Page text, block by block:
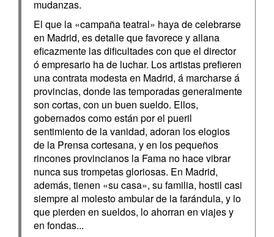
mudanzas.
El que la «campaña teatral» haya de celebrarse
en Madrid, es detalle que favorece y allana
eficazmente las dificultades con que el director
ó empresario ha de luchar. Los artistas prefieren
una contrata modesta en Madrid, á marcharse á
provincias, donde las temporadas generalmente
son cortas, con un buen sueldo. Ellos,
gobernados como están por el pueril
sentimiento de la vanidad, adoran los elogios
de la Prensa cortesana, y en los pequeños
rincones provincianos la Fama no hace vibrar
nunca sus trompetas gloriosas. En Madrid,
además, tienen «su casa», su familia, hostil casi
siempre al molesto ambular de la farándula, y lo
que pierden en sueldos, lo ahorran en viajes y
en fondas...